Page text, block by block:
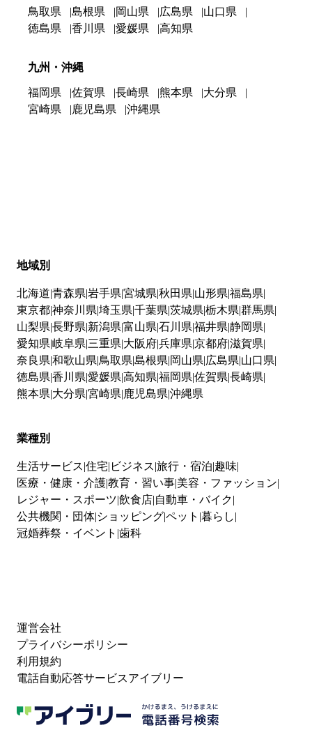
鳥取県 島根県 岡山県 広島県
山口県
徳島県
香川県 愛媛県 高知県
九州・沖縄
福岡県 佐賀県 長崎県 熊本県
大分県
宮崎県
鹿児島県 沖縄県
地域別
北海道 青森県 岩手県 宮城県 秋田県 山形県 福島県
東京都神奈川県 埼玉県 千葉県 茨城県 栃木県 群馬県
山梨県 長野県 新潟県 富山県 石川県 福井県 静岡県
愛知県 岐阜県 三重県 大阪府兵庫県 京都府滋賀県
奈良県 和歌山県 鳥取県 島根県 岡山県 広島県 山口県
徳島県 香川県 愛媛県 高知県 福岡県 佐賀県 長崎県
熊本県 大分県 宮崎県 鹿児島県 沖縄県
業種別
生活サービス 住宅 ビジネス 旅行・宿泊 趣味
医療・健康・介護教育・習い事 美容・ファッション
レジャー・スポーツ 飲食店 自動車・バイク
公共機関・団体 ショッピングペット 暮らし
冠婚葬祭・イベント 歯科
運営会社
プライバシーポリシー
利用規約
電話自動応答サービスアイブリー